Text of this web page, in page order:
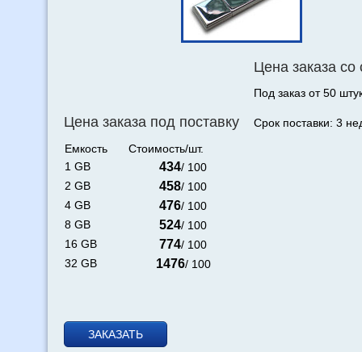
Цена заказа под поставку
Емкость
Стоимость/шт.
1 GB
434/ 100
2 GB
458/ 100
4 GB
476/ 100
8 GB
524/ 100
16 GB
774/ 100
32 GB
1476/ 100
Цена заказа со
Под заказ от 50
Срок поставки: 3
ЗАКАЗАТЬ